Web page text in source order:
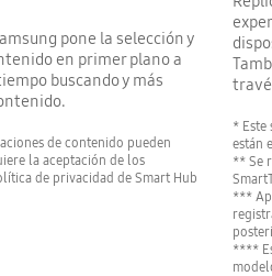
pone la selección y
en primer plano a
buscando y más
de contenido pueden
la aceptación de los
de privacidad de Smart Hub
* Este
están
** Se
***
****